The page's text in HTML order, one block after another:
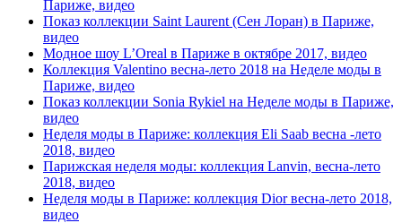
Париже, видео
Показ коллекции Saint Laurent (Сен Лоран) в Париже,
видео
Модное шоу L’Oreal в Париже в октябре 2017, видео
Коллекция Valentino весна-лето 2018 на Неделе моды в
Париже, видео
Показ коллекции Sonia Rykiel на Неделе моды в Париже,
видео
Неделя моды в Париже: коллекция Eli Saab весна -лето
2018, видео
Парижская неделя моды: коллекция Lanvin, весна-лето
2018, видео
Неделя моды в Париже: коллекция Dior весна-лето 2018,
видео